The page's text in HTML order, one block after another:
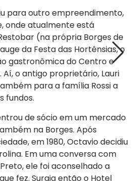
para outro empreendimento,
onde atualmente está
(na própria Borges de
da Festa das Hortênsias, o
gastronômica do Centro e
Aí, o antigo proprietário, Lauri
para a família Rossi a
fundos.
de sócio em um mercado
na Borges. Após
em 1980, Octavio decidiu
Em uma conversa com
ele foi aconselhado a
fez. Surgia então o Hotel